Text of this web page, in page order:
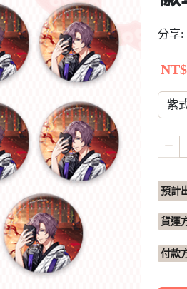
分享:
預計
貨運
付款